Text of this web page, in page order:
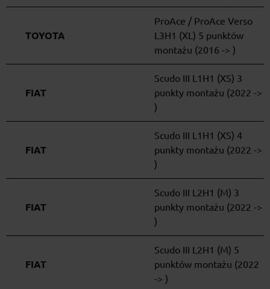
TOYOTA
ProAce / ProAce Verso
L3H1 (XL) 5 punktów
montażu (2016 -> )
FIAT
Scudo III L1H1 (XS) 3
punkty montażu (2022 ->
)
FIAT
Scudo III L1H1 (XS) 4
punkty montażu (2022 ->
)
FIAT
Scudo III L2H1 (M) 3
punkty montażu (2022 ->
)
FIAT
Scudo III L2H1 (M) 5
punktów montażu (2022
-> )